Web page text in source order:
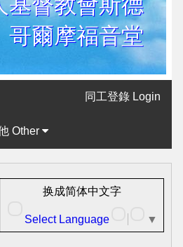
哥爾摩福音堂
同工登錄 Login
Other
换成简体中文字
Select Language ▼